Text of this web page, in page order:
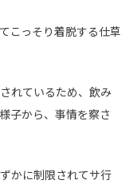
こっそり着脱する仕草
れているため、飲み
子から、事情を察さ
かに制限されてサ行